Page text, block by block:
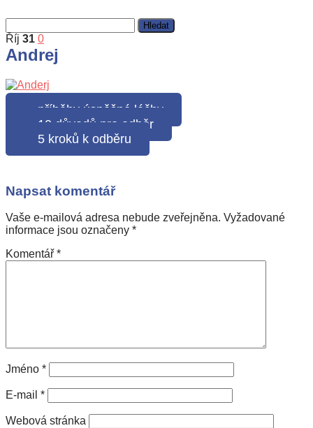
Říj 31 0
Andrej
příběhy úspěšné léčby
10 důvodů pro odběr
5 kroků k odběru
Napsat komentář
Vaše e-mailová adresa nebude zveřejněna. Vyžadované
informace jsou označeny *
Komentář *
Jméno *
E-mail *
Webová stránka